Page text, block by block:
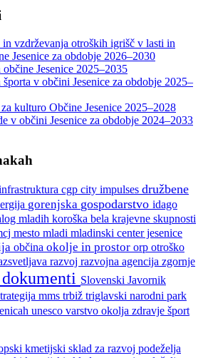
in vzdrževanja otroških igrišč v lasti in
Jesenice za obdobje 2026–2030
Jesenice 2025–2035
športa v občini Jesenice za obdobje 2025–
kulturo Občine Jesenice 2025–2028
v občini Jesenice za obdobje 2024–2033
cgp city impulses družbene
gorenjska gospodarstvo idago
mladih koroška bela krajevne skupnosti
mesto mladi mladinski center jesenice
občina okolje in prostor orp otroško
razvoj razvojna agencija zgornje
Slovenski Javornik
mms trbiž triglavski narodni park
unesco varstvo okolja zdravje šport